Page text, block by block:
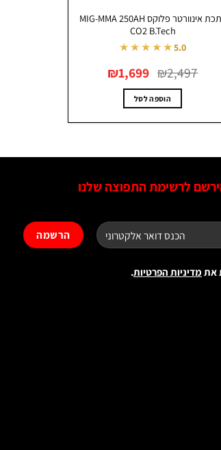
רתכת אינוורטר פלוקס MIG-MMA 250AH
CO2 B.Tech
★★★★★5.0
₪2,497 המקורי
היה:
₪2,497.
₪1,699
הוספה לסל
לרשימת התפוצה שלנו
את מדיניות הפרטיות.